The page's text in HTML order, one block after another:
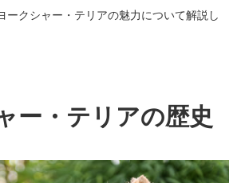
ークシャー・テリアの魅力について解説し
ー・テリアの歴史